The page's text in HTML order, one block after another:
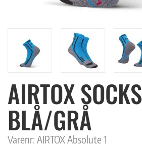
AIRTOX SOCKS
BLÅ/GRÅ
Varenr: AIRTOX Absolute 1